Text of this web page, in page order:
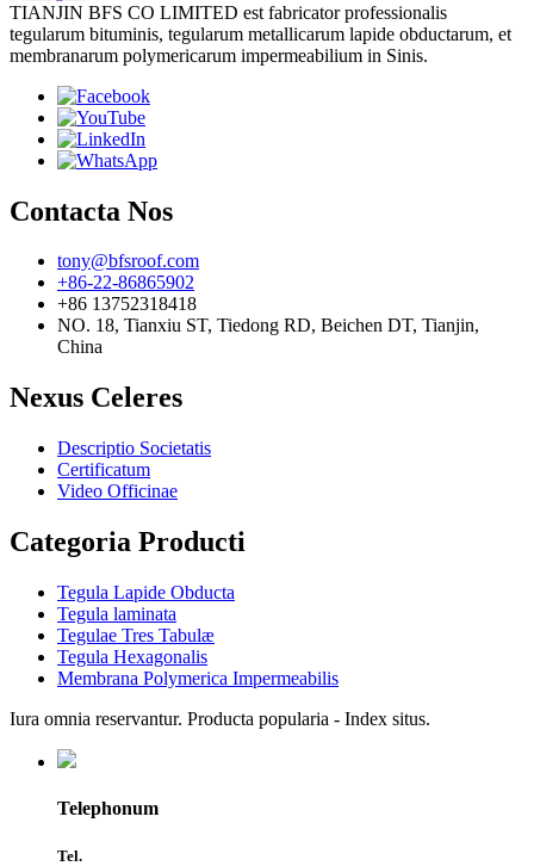
TIANJIN BFS CO LIMITED est fabricator professionalis
tegularum bituminis, tegularum metallicarum lapide obductarum, et
membranarum polymericarum impermeabilium in Sinis.
Contacta Nos
tony@bfsroof.com
+86-22-86865902
+86 13752318418
NO. 18, Tianxiu ST, Tiedong RD, Beichen DT, Tianjin,
China
Nexus Celeres
Descriptio Societatis
Certificatum
Video Officinae
Categoria Producti
Tegula Lapide Obducta
Tegula laminata
Tegulae Tres Tabulæ
Tegula Hexagonalis
Membrana Polymerica Impermeabilis
Iura omnia reservantur. Producta popularia - Index situs.
Telephonum
Tel.